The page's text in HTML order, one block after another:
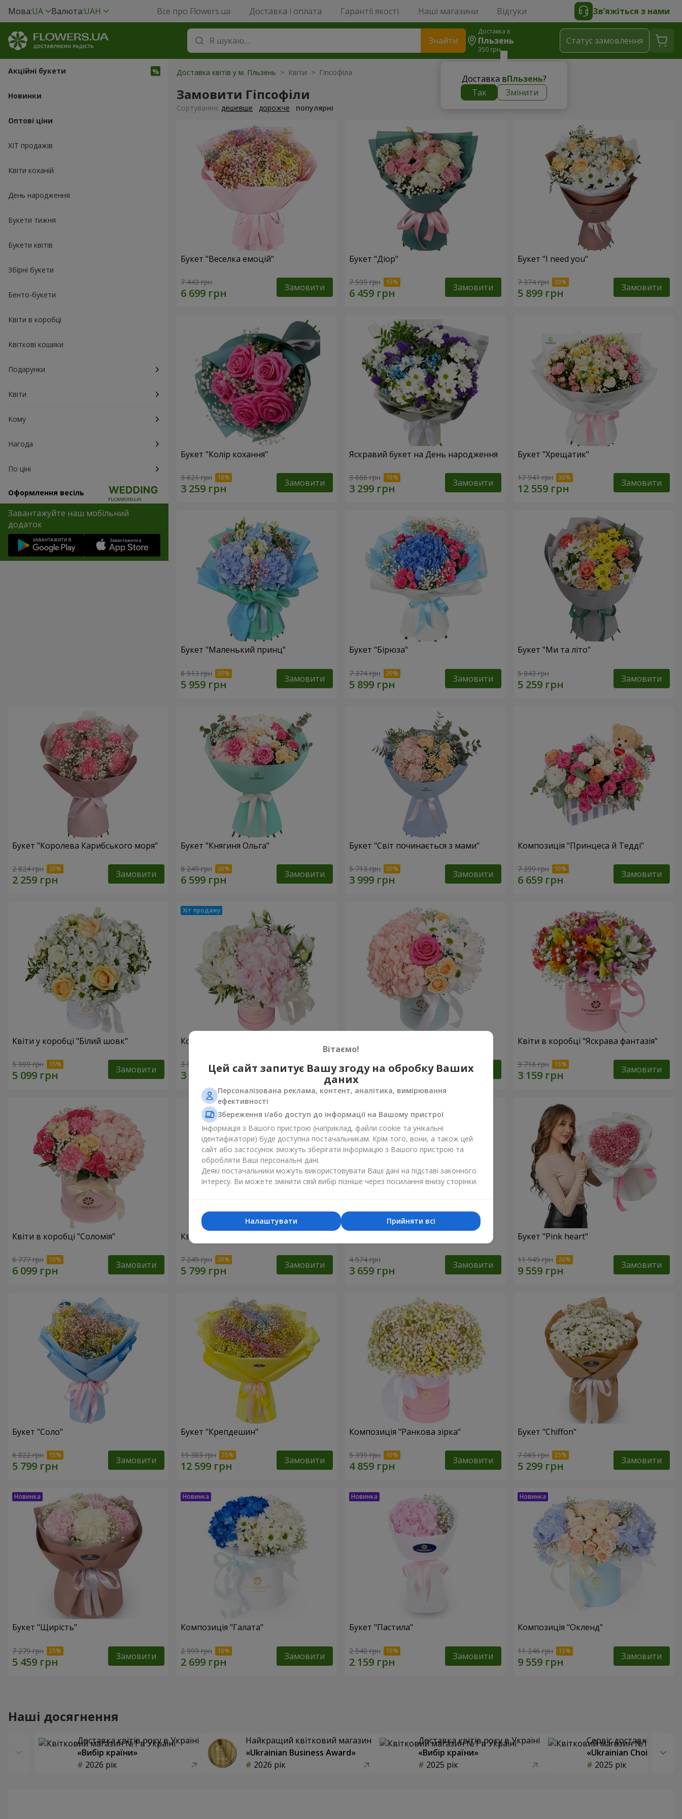
Мова:UA Валюта:UAH Все про Flowers.ua Доставка і оплата Гарантії якості Наші магазини Відгуки Зв’яжіться з нами
Знайти
Доставка в
Пльзень
350 грн
Доставка вПльзень?
Так
Змінити
Статус замовлення
Акційні букети
Новинки
Оптові ціни
ХІТ продажів
Квіти коханій
День народження
Букети тижня
Букети квітів
Збірні букети
Бенто-букети
Квіти в коробці
Квіткові кошики
Подарунки
Квіти
Кому
Нагода
По ціні
Оформлення весіль
Завантажуйте наш мобільний
додаток
Доставка квітів у м. Пльзень > Квіти > Гіпсофіла
Замовити Гіпсофіли
Сортування: дешевше дорожче популярні
Букет "Веселка емоцій"
7 443 грн Замовити
Букет "Діор"
7 599 грн Замовити
Букет "I need you"
7 374 грн Замовити
Букет "Колір кохання"
3 621 грн Замовити
Яскравий букет на День народження
3 666 грн Замовити
Букет "Хрещатик"
17 941 грн Замовити
Букет "Маленький принц"
8 513 грн Замовити
Букет "Бірюза"
7 374 грн Замовити
Букет "Ми та літо"
5 843 грн Замовити
Букет "Королева Карибського моря"
2 824 грн Замовити
Букет "Княгиня Ольга"
8 249 грн Замовити
Букет "Світ починається з мами"
5 713 грн Замовити
Композиція "Принцеса й Тедді"
7 399 грн Замовити
Квіти у коробці "Білий шовк"
5 999 грн Замовити
Композиція "Ніжний дотик"
3 999 грн Замовити 4 705 грн Замовити
Квіти в коробці "Яскрава фантазія"
3 716 грн Замовити
Квіти в коробці "Соломія"
6 777 грн Замовити
Квіти в коробці "Помпадур"
7 249 грн Замовити 4 574 грн Замовити
Букет "Pink heart"
11 949 грн Замовити
Букет "Соло"
6 822 грн Замовити
Букет "Крепдешин"
19 383 грн Замовити
Композиція "Ранкова зірка"
5 399 грн Замовити
Букет "Chiffon"
7 065 грн Замовити
Букет "Щирість"
7 279 грн Замовити
Композиція "Галата"
2 999 грн Замовити
Букет "Пастила"
2 540 грн Замовити
Композиція "Окленд"
11 246 грн Замовити
Наші досягнення
Доставка квітів року в Україні
«Вибір країни»
2026 рік
Найкращий квітковий магазин
«Ukrainian Business Award»
2026 рік
Доставка квітів року в Україні
«Вибір країни»
2025 рік
Сервіс доставки квітів
«Ukrainian Choice»
2025 рік
Вітаємо!
Цей сайт запитує Вашу згоду на обробку Ваших
даних
Персоналізована реклама, контент, аналітика, вимірювання
ефективності
Збереження і/або доступ до інформації на Вашому пристрої
Інформація з Вашого пристрою (наприклад, файли cookie та унікальні
ідентифікатори) буде доступна постачальникам. Крім того, вони, а також цей
сайт або застосунок зможуть зберігати інформацію з Вашого пристрою та
обробляти Ваші персональні дані.
Деякі постачальники можуть використовувати Ваші дані на підставі законного
інтересу. Ви можете змінити свій вибір пізніше через посилання внизу сторінки.
Прийняти всі
Налаштувати